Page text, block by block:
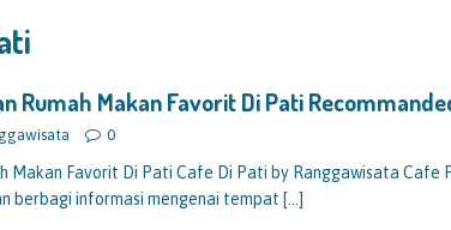
Rumah Makan Favorit Di Pati
0
Makan Favorit Di Pati Cafe Di Pati by Ranggawisata Cafe
berbagi informasi mengenai tempat […]